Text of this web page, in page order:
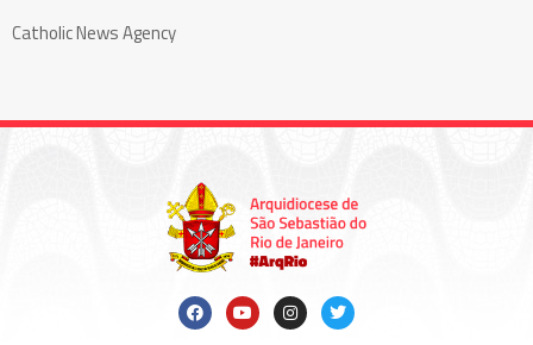
Catholic News Agency